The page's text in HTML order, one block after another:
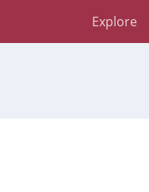
Explore